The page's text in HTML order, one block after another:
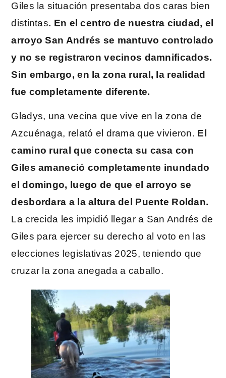
Giles la situación presentaba dos caras bien
distintas. En el centro de nuestra ciudad, el
arroyo San Andrés se mantuvo controlado
y no se registraron vecinos damnificados.
Sin embargo, en la zona rural, la realidad
fue completamente diferente.
Gladys, una vecina que vive en la zona de
Azcuénaga, relató el drama que vivieron. El
camino rural que conecta su casa con
Giles amaneció completamente inundado
el domingo, luego de que el arroyo se
desbordara a la altura del Puente Roldan.
La crecida les impidió llegar a San Andrés de
Giles para ejercer su derecho al voto en las
elecciones legislativas 2025, teniendo que
cruzar la zona anegada a caballo.